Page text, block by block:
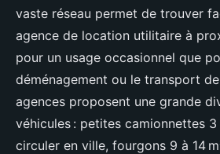
vaste réseau permet de trouver
agence de location utilitaire à
pour un usage occasionnel que
déménagement ou le transport
agences proposent une grande
véhicules : petites camionnettes 3
circuler en ville, fourgons 9 à 14